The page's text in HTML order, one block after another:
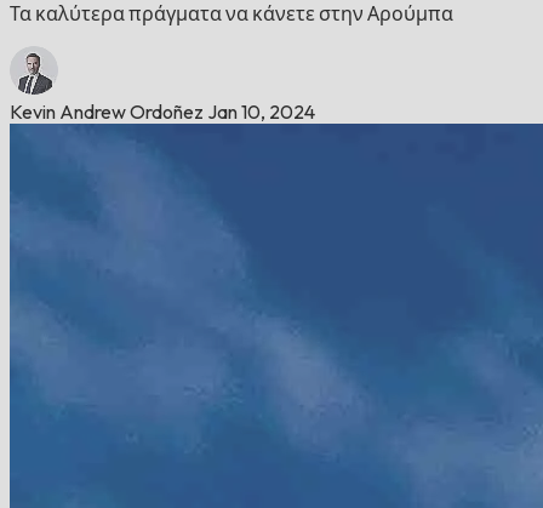
Τα καλύτερα πράγματα να κάνετε στην Αρούμπα
Kevin Andrew Ordoñez Jan 10, 2024